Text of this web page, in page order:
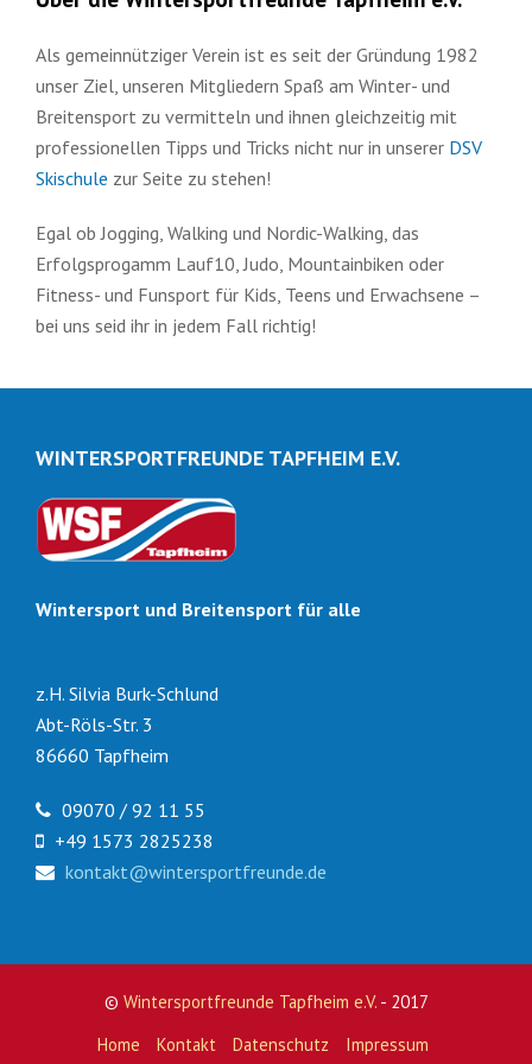
Als gemeinnütziger Verein ist es seit der Gründung 1982
unser Ziel, unseren Mitgliedern Spaß am Winter- und
Breitensport zu vermitteln und ihnen gleichzeitig mit
professionellen Tipps und Tricks nicht nur in unserer DSV
Skischule zur Seite zu stehen!
Egal ob Jogging, Walking und Nordic-Walking, das
Erfolgsprogamm Lauf10, Judo, Mountainbiken oder
Fitness- und Funsport für Kids, Teens und Erwachsene –
bei uns seid ihr in jedem Fall richtig!
WINTERSPORTFREUNDE TAPFHEIM E.V.
Wintersport und Breitensport für alle
z.H. Silvia Burk-Schlund
Abt-Röls-Str. 3
86660 Tapfheim
09070 / 92 11 55
+49 1573 2825238
kontakt@wintersportfreunde.de
© Wintersportfreunde Tapfheim e.V.- 2017
Home
Kontakt Datenschutz Impressum